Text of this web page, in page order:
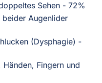
Sehen - 72%
beider Augenlider
(Dysphagie) -
Fingern und